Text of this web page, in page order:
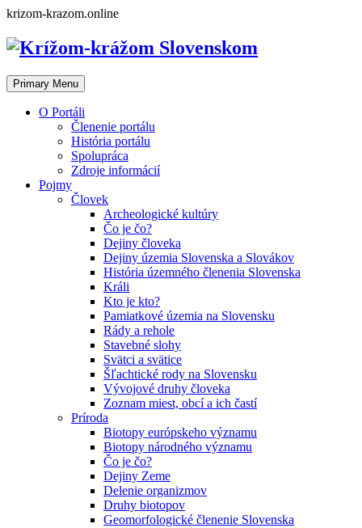
Skip
content
krizom-krazom.online
Primary Menu
O Portáli
Členenie portálu
História portálu
Spolupráca
Zdroje informácií
Pojmy
Človek
Archeologické kultúry
Čo je čo?
Dejiny človeka
Dejiny územia Slovenska a Slovákov
História územného členenia Slovenska
Králi
Kto je kto?
Pamiatkové územia na Slovensku
Rády a rehole
Stavebné slohy
Svätci a svätice
Šľachtické rody na Slovensku
Vývojové druhy človeka
Zoznam miest, obcí a ich častí
Príroda
Biotopy európskeho významu
Biotopy národného významu
Čo je čo?
Dejiny Zeme
Delenie organizmov
Druhy biotopov
Geomorfologické členenie Slovenska